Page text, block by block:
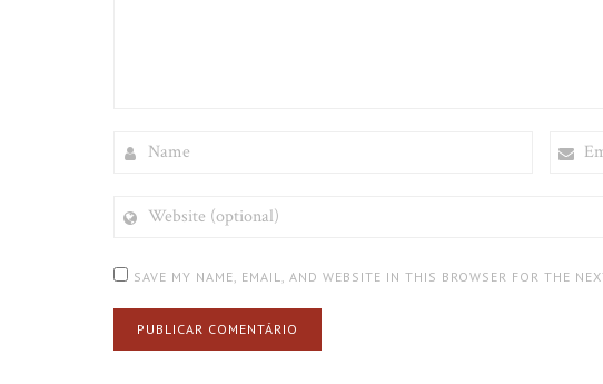
(OPTIONAL)
SAVE MY NAME, EMAIL, AND WEBSITE IN THIS BROWSER FOR THE